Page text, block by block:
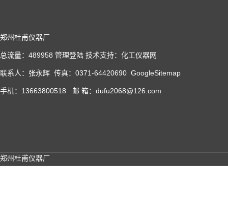
郑州杜甫仪器厂
总流量：489958 管理登陆 技术支持： 化工仪器网
联系人：张永辉 传真：0371-64420690 GoogleSitemap
手机：13663800518 邮 箱：dufu2068@126.com
郑州杜甫仪器厂